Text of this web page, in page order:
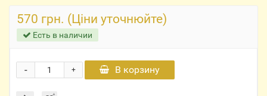
570 грн. (Ціни уточнюйте)
Есть в наличии
+
- В корзину